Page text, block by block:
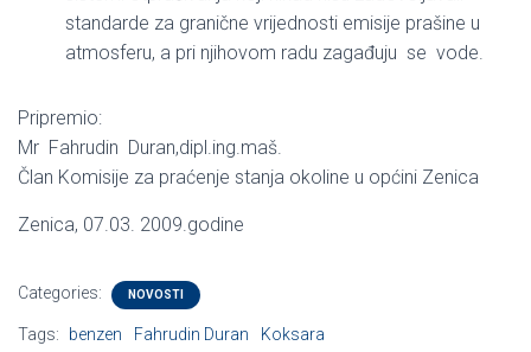
standarde za granične vrijednosti emisije prašine u
atmosferu, a pri njihovom radu zagađuju se vode.
Pripremio:
Mr Fahrudin Duran,dipl.ing.maš.
Član Komisije za praćenje stanja okoline u općini Zenica
Zenica, 07.03. 2009.godine
Categories: NOVOSTI
Tags: benzen Fahrudin Duran Koksara